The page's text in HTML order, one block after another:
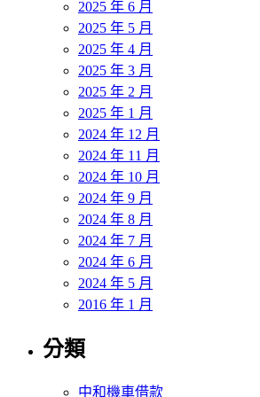
2025 年 6 月
2025 年 5 月
2025 年 4 月
2025 年 3 月
2025 年 2 月
2025 年 1 月
2024 年 12 月
2024 年 11 月
2024 年 10 月
2024 年 9 月
2024 年 8 月
2024 年 7 月
2024 年 6 月
2024 年 5 月
2016 年 1 月
分類
中和機車借款